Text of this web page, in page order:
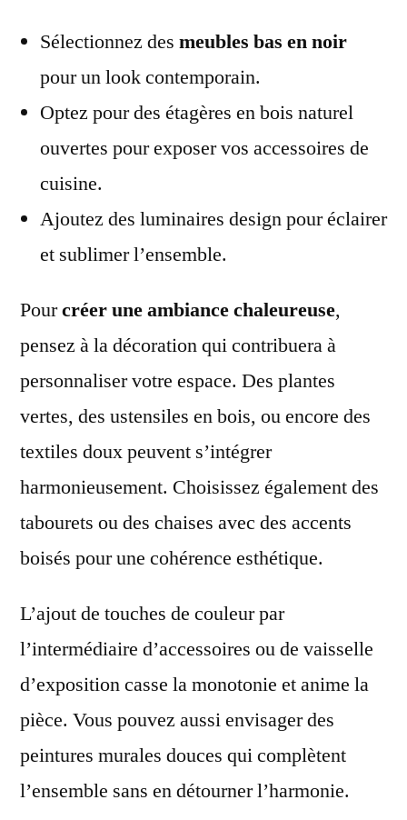
Sélectionnez des meubles bas en noir
pour un look contemporain.
Optez pour des étagères en bois naturel
ouvertes pour exposer vos accessoires de
cuisine.
Ajoutez des luminaires design pour éclairer
et sublimer l’ensemble.
Pourcréer une ambiance chaleureuse,
pensez à la décoration qui contribuera à
personnaliser votre espace. Des plantes
vertes, des ustensiles en bois, ou encore des
textiles doux peuvent s’intégrer
harmonieusement. Choisissez également des
tabourets ou des chaises avec des accents
boisés pour une cohérence esthétique.
L’ajout de touches de couleur par
l’intermédiaire d’accessoires ou de vaisselle
d’exposition casse la monotonie et anime la
pièce. Vous pouvez aussi envisager des
peintures murales douces qui complètent
l’ensemble sans en détourner l’harmonie.